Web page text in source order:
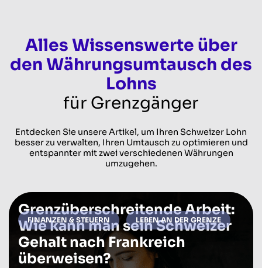
Alles Wissenswerte über
den Währungsumtausch des
Lohns
für Grenzgänger
Entdecken Sie unsere Artikel, um Ihren Schweizer Lohn
besser zu verwalten, Ihren Umtausch zu optimieren und
entspannter mit zwei verschiedenen Währungen
umzugehen.
FINANZEN & STEUERN LEBEN AN DER GRENZE
Grenzüberschreitende Arbeit:
Wie kann man sein Schweizer
Gehalt nach Frankreich
überweisen?